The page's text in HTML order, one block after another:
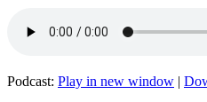
Podcast: Play in new window |